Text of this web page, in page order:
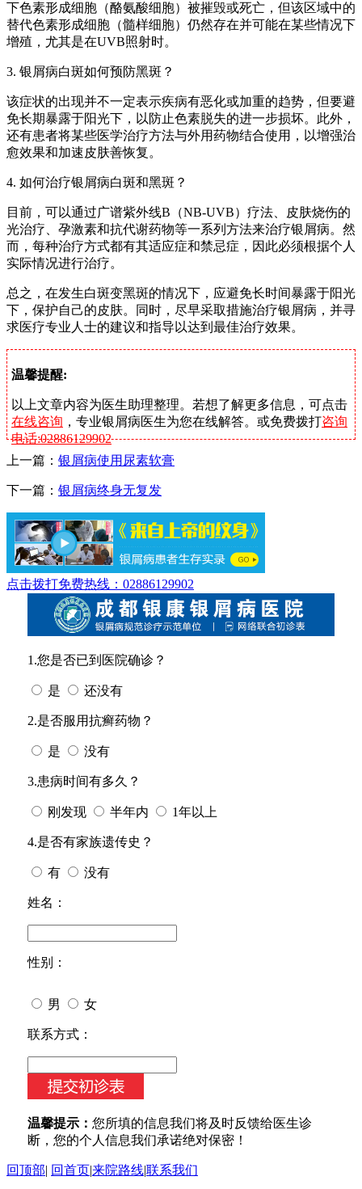
下色素形成细胞（酪氨酸细胞）被摧毁或死亡，但该区域中的
替代色素形成细胞（髓样细胞）仍然存在并可能在某些情况下
增殖，尤其是在UVB照射时。
3. 银屑病白斑如何预防黑斑？
该症状的出现并不一定表示疾病有恶化或加重的趋势，但要避
免长期暴露于阳光下，以防止色素脱失的进一步损坏。此外，
还有患者将某些医学治疗方法与外用药物结合使用，以增强治
愈效果和加速皮肤善恢复。
4. 如何治疗银屑病白斑和黑斑？
目前，可以通过广谱紫外线B（NB-UVB）疗法、皮肤烧伤的
光治疗、孕激素和抗代谢药物等一系列方法来治疗银屑病。然
而，每种治疗方式都有其适应症和禁忌症，因此必须根据个人
实际情况进行治疗。
总之，在发生白斑变黑斑的情况下，应避免长时间暴露于阳光
下，保护自己的皮肤。同时，尽早采取措施治疗银屑病，并寻
求医疗专业人士的建议和指导以达到最佳治疗效果。
温馨提醒:
以上文章内容为医生助理整理。若想了解更多信息，可点击
在线咨询 ，专业银屑病医生为您在线解答。或免费拨打咨询
电话:02886129902
上一篇： 银屑病使用尿素软膏
下一篇： 银屑病终身无复发
点击拨打免费热线：02886129902
1.您是否已到医院确诊？
是 还没有
2.是否服用抗癣药物？
是 没有
3.患病时间有多久？
刚发现 半年内 1年以上
4.是否有家族遗传史？
有 没有
姓名：
性别：
男 女
今天日期：
联系方式：
温馨提示： 您所填的信息我们将及时反馈给医生诊
断，您的个人信息我们承诺绝对保密！
回顶部| 回首页|来院路线|联系我们